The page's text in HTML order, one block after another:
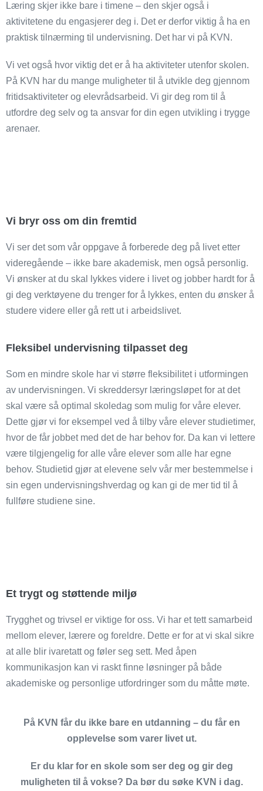
Læring skjer ikke bare i timene – den skjer også i
aktivitetene du engasjerer deg i. Det er derfor viktig å ha en
praktisk tilnærming til undervisning. Det har vi på KVN.
Vi vet også hvor viktig det er å ha aktiviteter utenfor skolen.
På KVN har du mange muligheter til å utvikle deg gjennom
fritidsaktiviteter og elevrådsarbeid. Vi gir deg rom til å
utfordre deg selv og ta ansvar for din egen utvikling i trygge
arenaer.
Vi bryr oss om din fremtid
Vi ser det som vår oppgave å forberede deg på livet etter
videregående – ikke bare akademisk, men også personlig.
Vi ønsker at du skal lykkes videre i livet og jobber hardt for å
gi deg verktøyene du trenger for å lykkes, enten du ønsker å
studere videre eller gå rett ut i arbeidslivet.
Fleksibel undervisning tilpasset deg
Som en mindre skole har vi større fleksibilitet i utformingen
av undervisningen. Vi skreddersyr læringsløpet for at det
skal være så optimal skoledag som mulig for våre elever.
Dette gjør vi for eksempel ved å tilby våre elever studietimer,
hvor de får jobbet med det de har behov for. Da kan vi lettere
være tilgjengelig for alle våre elever som alle har egne
behov. Studietid gjør at elevene selv vår mer bestemmelse i
sin egen undervisningshverdag og kan gi de mer tid til å
fullføre studiene sine.
Et trygt og støttende miljø
Trygghet og trivsel er viktige for oss. Vi har et tett samarbeid
mellom elever, lærere og foreldre. Dette er for at vi skal sikre
at alle blir ivaretatt og føler seg sett. Med åpen
kommunikasjon kan vi raskt finne løsninger på både
akademiske og personlige utfordringer som du måtte møte.
På KVN får du ikke bare en utdanning – du får en
opplevelse som varer livet ut.
Er du klar for en skole som ser deg og gir deg
muligheten til å vokse? Da bør du søke KVN i dag.